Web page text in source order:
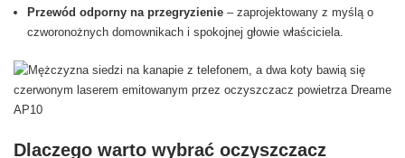
Przewód odporny na przegryzienie – zaprojektowany z myślą o
czworonożnych domownikach i spokojnej głowie właściciela.
Dlaczego warto wybrać oczyszczacz